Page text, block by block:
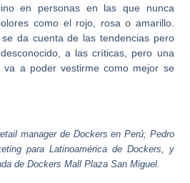
en personas en las que nunca
como el rojo, rosa o amarillo.
da cuenta de las tendencias pero
a las críticas, pero una
va a poder vestirme como mejor se
manager de Dockers en Perú; Pedro
para Latinoamérica de Dockers, y
de Dockers Mall Plaza San Miguel.